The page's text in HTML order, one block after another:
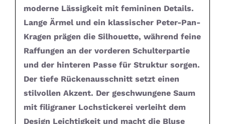
moderne Lässigkeit mit femininen Details.
Lange Ärmel und ein klassischer Peter-Pan-
Kragen prägen die Silhouette, während feine
Raffungen an der vorderen Schulterpartie
und der hinteren Passe für Struktur sorgen.
Der tiefe Rückenausschnitt setzt einen
stilvollen Akzent. Der geschwungene Saum
mit filigraner Lochstickerei verleiht dem
Design Leichtigkeit und macht die Bluse